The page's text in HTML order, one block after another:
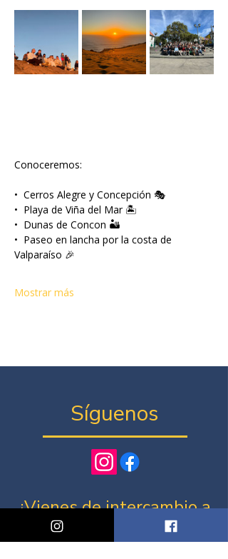
Conoceremos:
•⁠  ⁠Cerros Alegre y Concepción 🎭
•⁠  ⁠Playa de Viña del Mar 🏝️
•⁠  ⁠Dunas de Concon 🏜️
•⁠  ⁠Paseo en lancha por la costa de
Valparaíso 🎉
Mostrar más
Síguenos
¿Vienes de intercambio a
Chile el 2026?